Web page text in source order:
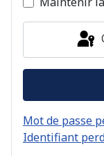
Mot de passe
Identifiant